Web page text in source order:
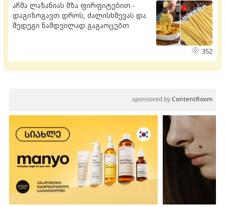
აჩმა ლაზანიას მზა ფირფიტებით -
დაგიზოგავთ დროს, ძალისხმევას და
შედეგი ნამდვილად გაგაოცებთ
352
sponsored byContentRoom